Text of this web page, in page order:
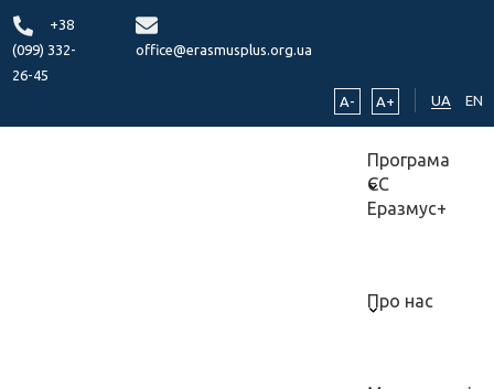
+38
(099) 332-
26-45
office@erasmusplus.org.ua
A- A+ UA EN
Програма
ЄС
Еразмус+
Про нас